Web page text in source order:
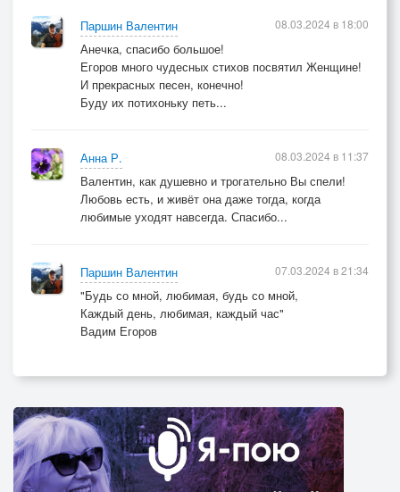
Паршин Валентин
Анечка, спасибо большое!
Егоров много чудесных стихов посвятил Женщине!
И прекрасных песен, конечно!
Буду их потихоньку петь...
08.03.2024 в 18:00
Анна Р.
Валентин, как душевно и трогательно Вы спели!
Любовь есть, и живёт она даже тогда, когда
любимые уходят навсегда. Спасибо...
08.03.2024 в 11:37
Паршин Валентин
"Будь со мной, любимая, будь со мной,
Каждый день, любимая, каждый час"
Вадим Егоров
07.03.2024 в 21:34